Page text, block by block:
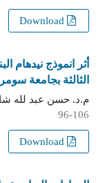
أثر انموذج نيدهام
الثالثة بجامعة
م.د. حسن عبد لله
96-106